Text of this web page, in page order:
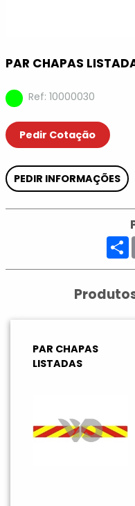
PAR CHAPAS
Ref: 10000030
Pedir Cotação
PEDIR INFORMAÇÕES
PAR CHAPAS
LISTADAS